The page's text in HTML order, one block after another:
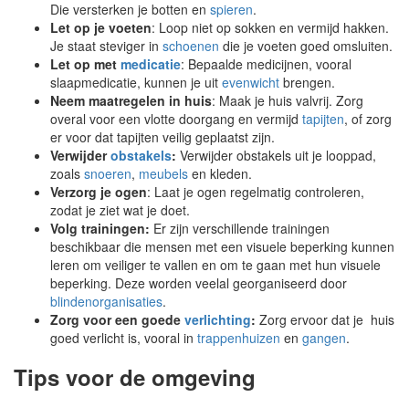
Die versterken je botten en spieren.
Let op je voeten: Loop niet op sokken en vermijd hakken.
Je staat steviger in schoenen die je voeten goed omsluiten.
Let op met medicatie: Bepaalde medicijnen, vooral
slaapmedicatie, kunnen je uit evenwicht brengen.
Neem maatregelen in huis: Maak je huis valvrij. Zorg
overal voor een vlotte doorgang en vermijd tapijten, of zorg
er voor dat tapijten veilig geplaatst zijn.
Verwijderobstakels: Verwijder obstakels uit je looppad,
zoals snoeren, meubels en kleden.
Verzorg je ogen: Laat je ogen regelmatig controleren,
zodat je ziet wat je doet.
Volg trainingen: Er zijn verschillende trainingen
beschikbaar die mensen met een visuele beperking kunnen
leren om veiliger te vallen en om te gaan met hun visuele
beperking. Deze worden veelal georganiseerd door
blindenorganisaties.
Zorg voor een goede verlichting: Zorg ervoor dat je huis
goed verlicht is, vooral in trappenhuizen en gangen.
Tips voor de omgeving